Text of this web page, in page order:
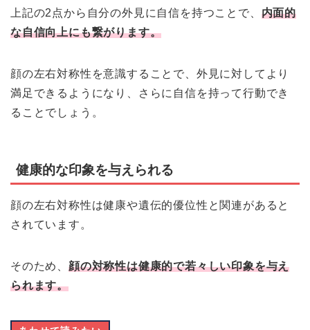
上記の2点から自分の外見に自信を持つことで、 内面的
な自信向上にも繋がります。
顔の左右対称性を意識することで、外見に対してより
満足できるようになり、さらに自信を持って行動でき
ることでしょう。
健康的な印象を与えられる
顔の左右対称性は健康や遺伝的優位性と関連があると
されています。
そのため、 顔の対称性は健康的で若々しい印象を与え
られます。